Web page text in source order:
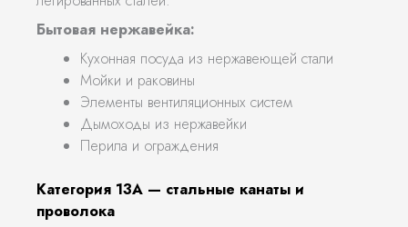
Бытовая нержавейка:
Кухонная посуда из нержавеющей стали
Мойки и раковины
Элементы вентиляционных систем
Дымоходы из нержавейки
Перила и ограждения
Категория 13А — стальные канаты и
проволока